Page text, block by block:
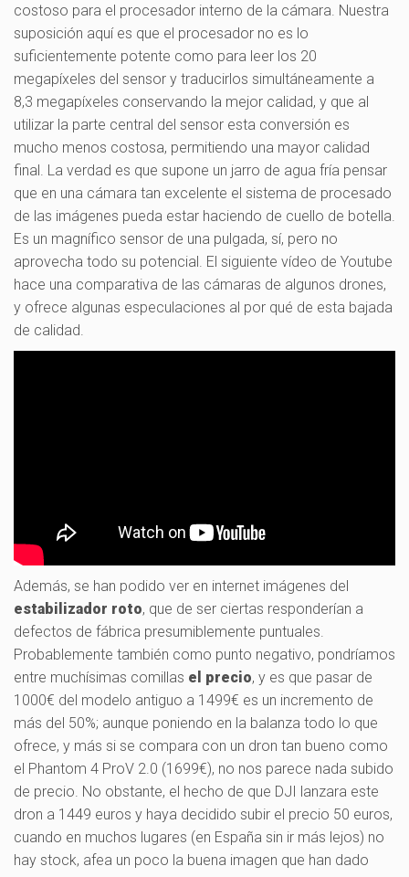
costoso para el procesador interno de la cámara. Nuestra
suposición aquí es que el procesador no es lo
suficientemente potente como para leer los 20
megapíxeles del sensor y traducirlos simultáneamente a
8,3 megapíxeles conservando la mejor calidad, y que al
utilizar la parte central del sensor esta conversión es
mucho menos costosa, permitiendo una mayor calidad
final. La verdad es que supone un jarro de agua fría pensar
que en una cámara tan excelente el sistema de procesado
de las imágenes pueda estar haciendo de cuello de botella.
Es un magnífico sensor de una pulgada, sí, pero no
aprovecha todo su potencial. El siguiente vídeo de Youtube
hace una comparativa de las cámaras de algunos drones,
y ofrece algunas especulaciones al por qué de esta bajada
de calidad.
Además, se han podido ver en internet imágenes del
estabilizador roto, que de ser ciertas responderían a
defectos de fábrica presumiblemente puntuales.
Probablemente también como punto negativo, pondríamos
entre muchísimas comillas el precio, y es que pasar de
1000€ del modelo antiguo a 1499€ es un incremento de
más del 50%; aunque poniendo en la balanza todo lo que
ofrece, y más si se compara con un dron tan bueno como
el Phantom 4 ProV 2.0 (1699€), no nos parece nada subido
de precio. No obstante, el hecho de que DJI lanzara este
dron a 1449 euros y haya decidido subir el precio 50 euros,
cuando en muchos lugares (en España sin ir más lejos) no
hay stock, afea un poco la buena imagen que han dado